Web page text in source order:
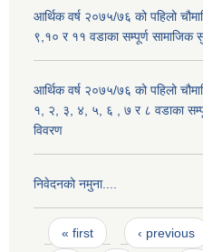
आर्थिक वर्ष २०७५/७६ को पहिलो
९,१० र ११ वडाका सम्पूर्ण सामाजिक
आर्थिक वर्ष २०७५/७६ को पहिलो
१, २, ३, ४, ५, ६ , ७ र ८ वडाका
विवरण
निवेदनको नमुना....
Pages
« first ‹ previous